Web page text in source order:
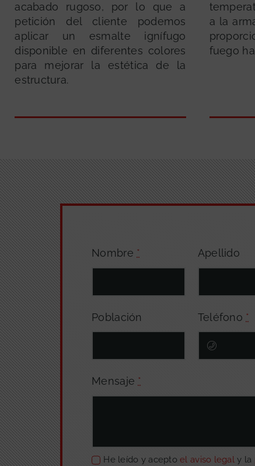
acabado rugoso, por lo que a
petición del cliente podemos
aplicar un esmalte ignífugo
disponible en diferentes colores
para mejorar la estética de la
estructura.
a la
fuego
Nombre * Apellido
Población Teléfono *
Mensaje *
He leído y aceptoel aviso legaly la